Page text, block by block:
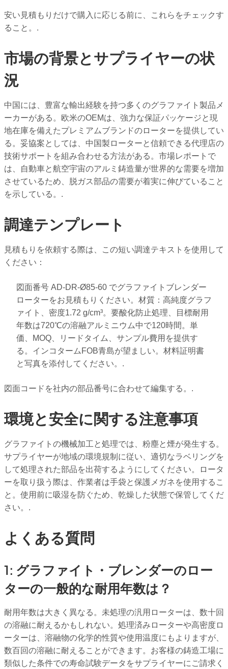
安い見積もりだけで購入に応じる前に、これらをチェックす
ること。.
市場の背景とサプライヤーの状
況
中国には、豊富な輸出経験を持つ多くのグラファイト製品メ
ーカーがある。欧米のOEMは、強力な保証パッケージと現
地在庫を備えたプレミアムブランドのローターを提供してい
る。妥協案としては、中国製ローターと信頼できる代理店の
技術サポートを組み合わせる方法がある。市場レポートで
は、自動車と航空宇宙のアルミ鋳造量が世界的な需要を増加
させているため、脱ガス部品の需要が着実に伸びていること
を示している。.
調達テンプレート
見積もりを依頼する際は、この短い調達テキストを使用して
ください：
図面番号 AD-DR-Ø85-60 でグラファイトブレンダー
ローターをお見積もりください。材質：高純度グラフ
ァイト、密度1.72 g/cm³。要酸化防止処理、目標耐用
年数は720℃の溶融アルミニウム中で120時間。単
価、MOQ、リードタイム、サンプル費用を提供す
る。インコタームFOB青島が望ましい。材料証明書
と写真を添付してください。.
図面コードを社内の部品番号に合わせて編集する。.
環境と安全に関する注意事項
グラファイトの機械加工と処理では、粉塵と煙が発生する。
サプライヤーが地域の環境規制に従い、適切なラベリングを
して処理された部品を出荷するようにしてください。ロータ
ーを取り扱う際は、作業者は手袋と保護メガネを使用するこ
と。使用前に吸湿を防ぐため、乾燥した状態で保管してくだ
さい。.
よくある質問
1: グラファイト・ブレンダーのロー
ターの一般的な耐用年数は？
耐用年数は大きく異なる。未処理の汎用ローターは、数十回
の溶融に耐えるかもしれない。処理済みローターや高密度ロ
ーターは、溶融物の化学的性質や使用温度にもよりますが、
数百回の溶融に耐えることができます。お客様の鋳造工場に
類似した条件での寿命試験データをサプライヤーにご請求く